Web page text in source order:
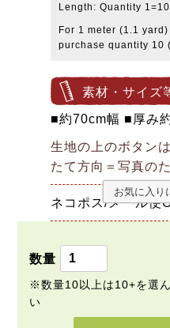
Length: Quantity
For 1 meter (1.1
purchase quantity 10
素材・サイズ
■約70cm幅 ■厚み
生地の上のボタン
たて方向＝写真の
ネコポス/メール便
お気に入り